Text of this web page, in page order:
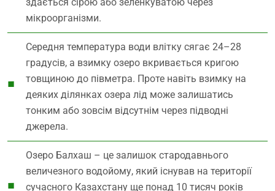
мікроорганізми.
Середня температура води влітку сягає 24–28
градусів, а взимку озеро вкривається кригою
товщиною до півметра. Проте навіть взимку на
деяких ділянках озера лід може залишатись
тонким або зовсім відсутнім через підводні
джерела.
Озеро Балхаш – це залишок стародавнього
величезного водойому, який існував на території
сучасного Казахстану ще понад 10 тисяч років